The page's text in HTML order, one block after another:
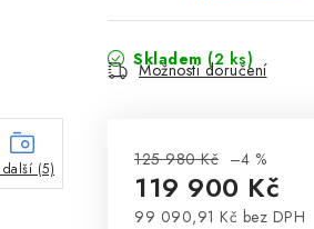
Skladem (2 ks)
Možnosti doručení
125 980 Kč –4 %
119 900 Kč
99 090,91 Kč bez DPH
(5)